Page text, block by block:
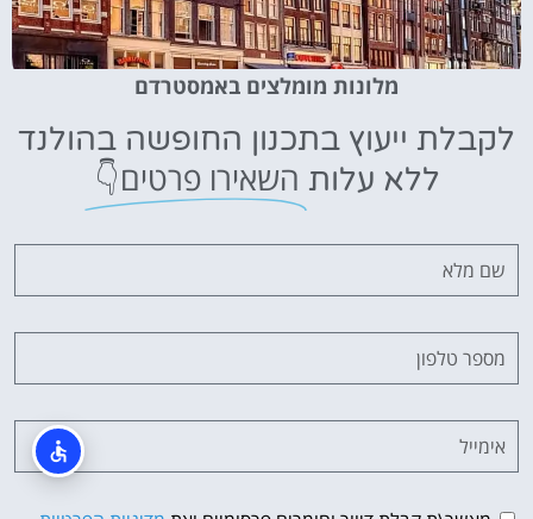
מלונות מומלצים באמסטרדם
לקבלת ייעוץ בתכנון החופשה בהולנד
ללא עלות השאירו פרטים👇